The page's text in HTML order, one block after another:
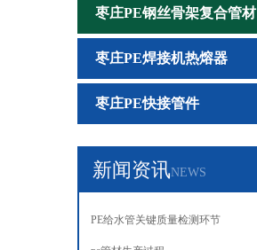
枣庄PE钢丝骨架复合管材
枣庄PE焊接机热熔器
枣庄PE快接管件
新闻资讯NEWS
PE给水管关键质量检测环节‌‌